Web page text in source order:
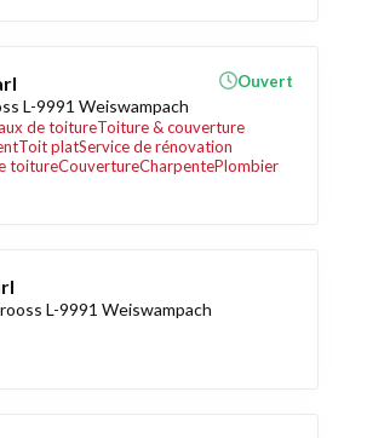
L-9991 Weiswampach
de toitureToiture & couverture
Toit platService de rénovation
toitureCouvertureCharpentePlombier
Ouvert
L-9991 Weiswampach